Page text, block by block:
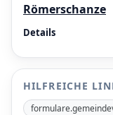
Römerschanze
Details
HILFREICHE